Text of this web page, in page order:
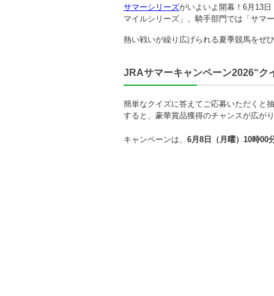
サマーシリーズがいよいよ開幕！6月13
マイルシリーズ」、騎手部門では「サマ
熱い戦いが繰り広げられる夏季競馬をぜ
JRAサマーキャンペーン2026“ク
簡単なクイズに答えてご応募いただくと
すると、豪華賞品獲得のチャンスが広が
キャンペーンは、 6月8日（月曜）10時00